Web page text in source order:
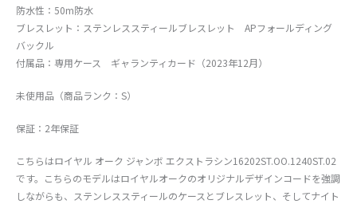
防水性：50m防水
ブレスレット：ステンレススティールブレスレット APフォールディング
バックル
付属品：専用ケース ギャランティカード（2023年12月）
未使用品（商品ランク：S）
保証：2年保証
こちらはロイヤル オーク ジャンボ エクストラシン16202ST.OO.1240ST.02
です。こちらのモデルはロイヤルオークのオリジナルデザインコードを強調
しながらも、ステンレススティールのケースとブレスレット、そしてナイト